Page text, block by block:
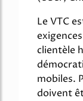
Le VTC
clientèle
mobiles.
doivent